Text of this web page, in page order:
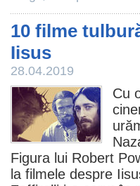
10 filme
Iisus
28.04.2019
Cu
Figura lui Robert
la filmele despre